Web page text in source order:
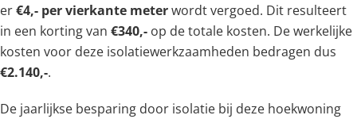
er€4,- per vierkante meterwordt vergoed. Dit resulteert
in een korting van €340,- op de totale kosten. De werkelijke
kosten voor deze isolatiewerkzaamheden bedragen dus
€2.140,-.
De jaarlijkse besparing door isolatie bij deze hoekwoning